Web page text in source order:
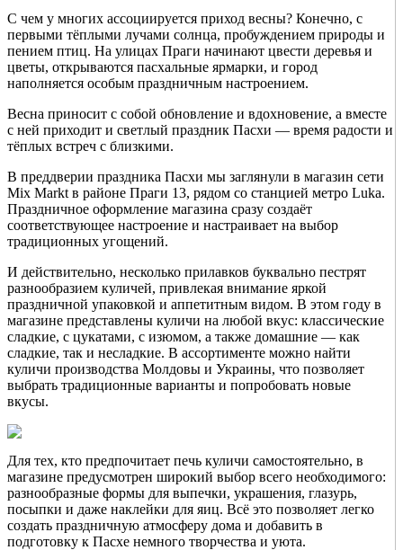
С чем у многих ассоциируется приход весны? Конечно, с
первыми тёплыми лучами солнца, пробуждением природы и
пением птиц. На улицах Праги начинают цвести деревья и
цветы, открываются пасхальные ярмарки, и город
наполняется особым праздничным настроением.
Весна приносит с собой обновление и вдохновение, а вместе
с ней приходит и светлый праздник Пасхи — время радости и
тёплых встреч с близкими.
В преддверии праздника Пасхи мы заглянули в магазин сети
Mix Markt в районе Праги 13, рядом со станцией метро Luka.
Праздничное оформление магазина сразу создаёт
соответствующее настроение и настраивает на выбор
традиционных угощений.
И действительно, несколько прилавков буквально пестрят
разнообразием куличей, привлекая внимание яркой
праздничной упаковкой и аппетитным видом. В этом году в
магазине представлены куличи на любой вкус: классические
сладкие, с цукатами, с изюмом, а также домашние — как
сладкие, так и несладкие. В ассортименте можно найти
куличи производства Молдовы и Украины, что позволяет
выбрать традиционные варианты и попробовать новые
вкусы.
Для тех, кто предпочитает печь куличи самостоятельно, в
магазине предусмотрен широкий выбор всего необходимого:
разнообразные формы для выпечки, украшения, глазурь,
посыпки и даже наклейки для яиц. Всё это позволяет легко
создать праздничную атмосферу дома и добавить в
подготовку к Пасхе немного творчества и уюта.